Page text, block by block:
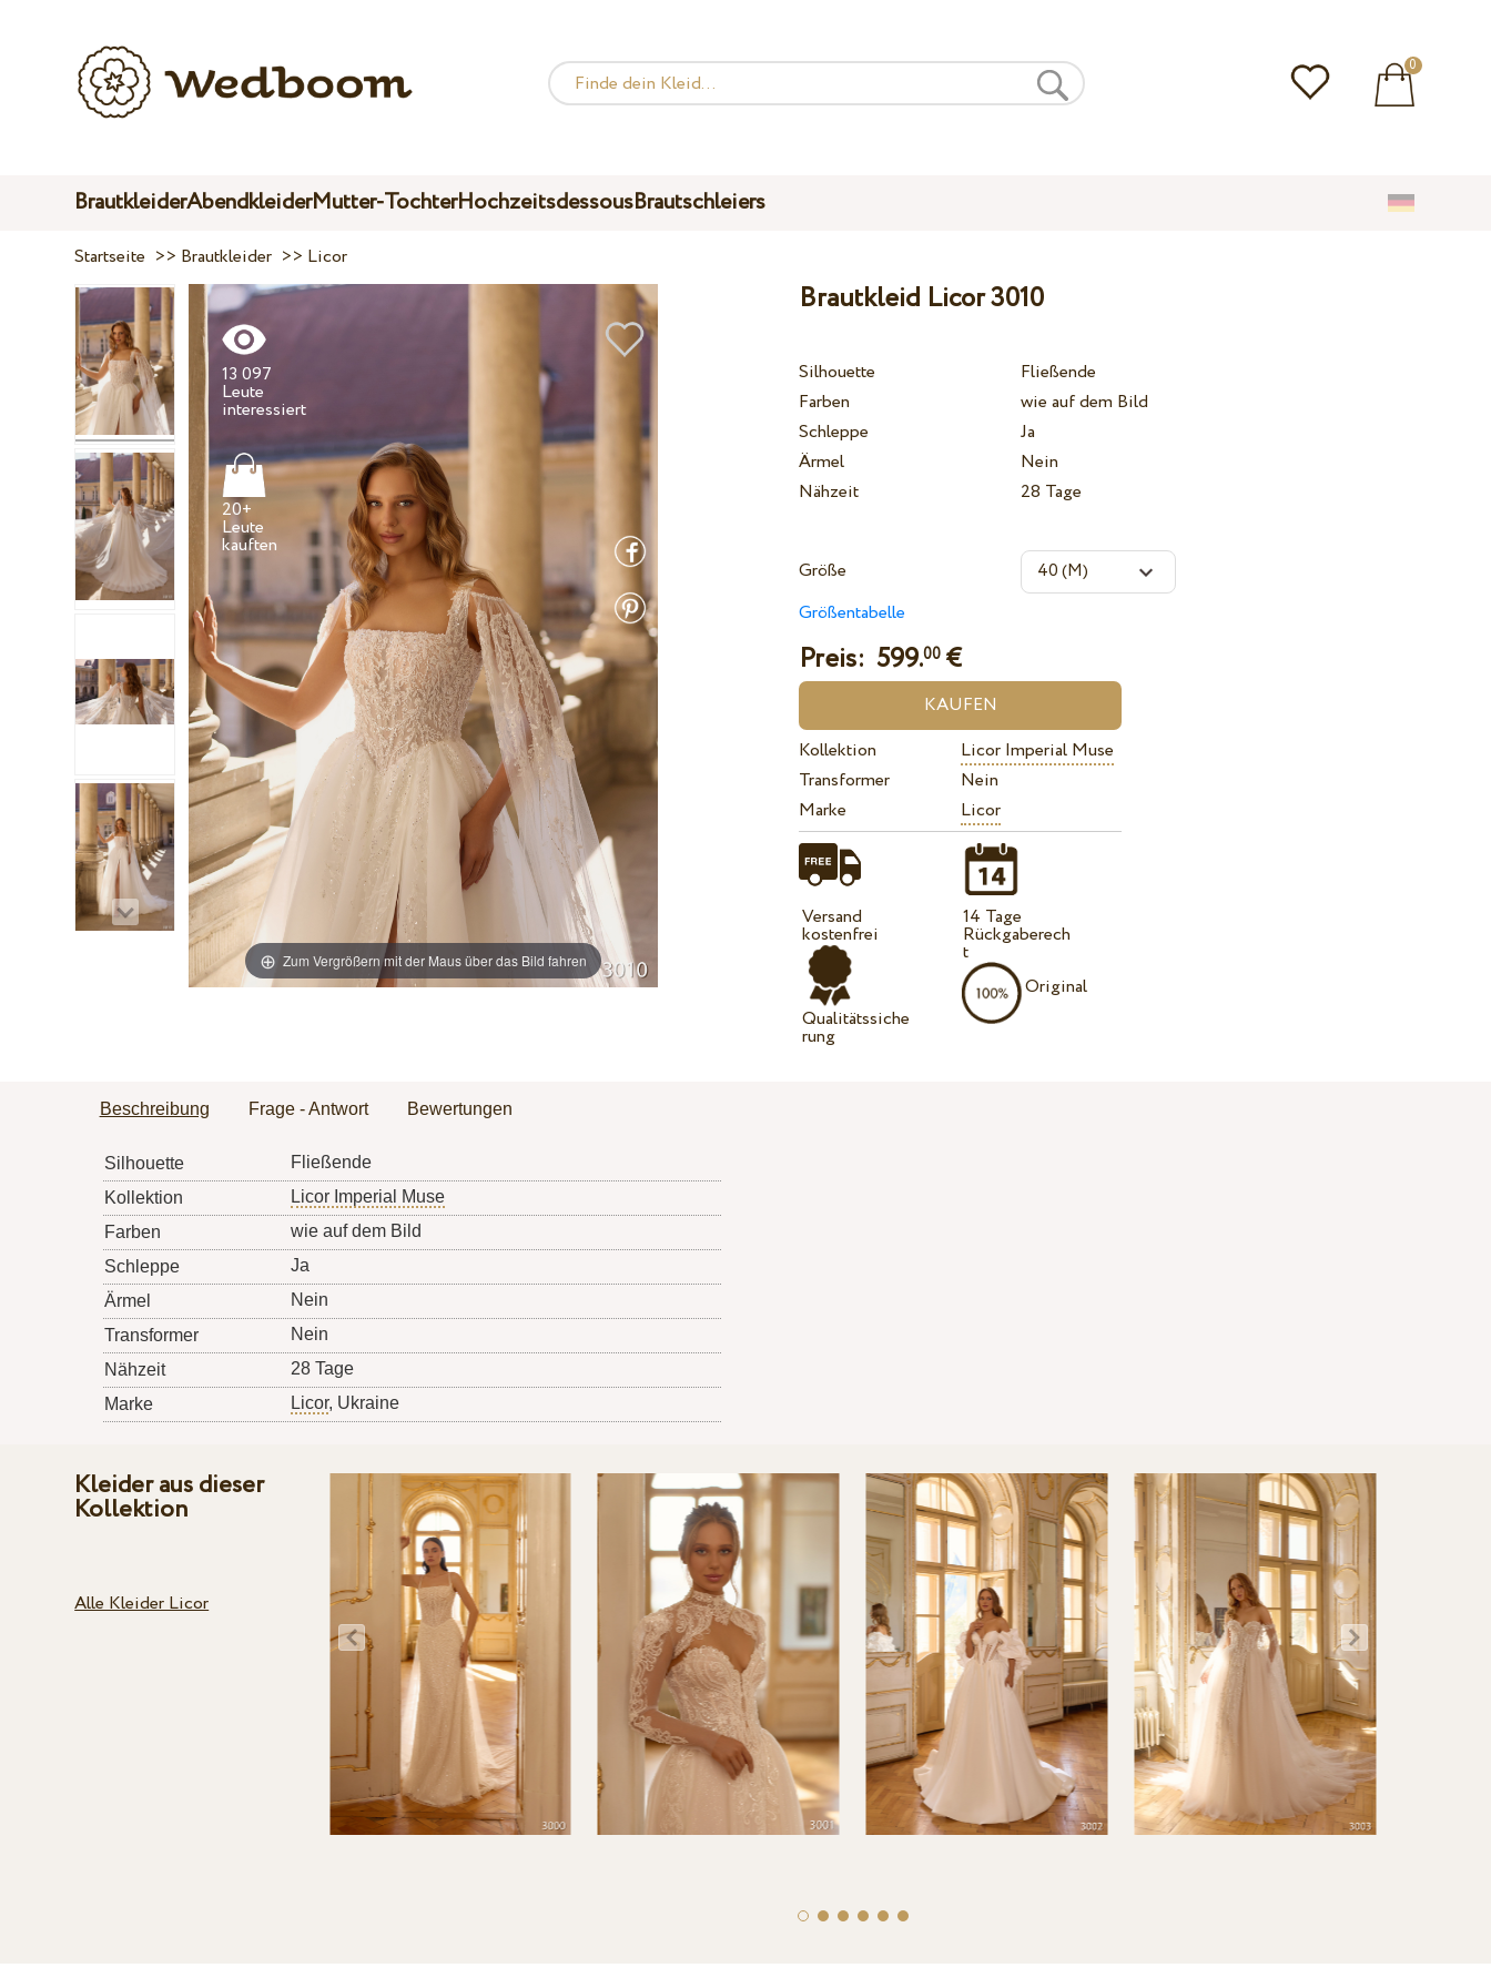
0
BrautkleiderAbendkleiderMutter-TochterHochzeitsdessousBrautschleiers
Startseite >> Brautkleider >> Licor
Zum Vergrößern mit der Maus über das Bild fahren
13 097
Leute
20+
Leute
Brautkleid Licor 3010
Silhouette
Fließende
Farben
wie auf dem Bild
Schleppe
Ja
Ärmel
Nein
Nähzeit
28 Tage
Größe
Größentabelle
Preis: 599.00 €
Kollektion
Licor Imperial Muse
Transformer
Nein
Marke
Licor
Versand
kostenfrei
Qualitätssiche
rung
14 Tage
Rückgaberech
t
Original
Beschreibung Frage - Antwort Bewertungen
Silhouette
Fließende
Kollektion
Licor Imperial Muse
Farben
wie auf dem Bild
Schleppe
Ja
Ärmel
Nein
Transformer
Nein
Nähzeit
28 Tage
Marke
Licor, Ukraine
Kleider aus dieser
Kollektion
Alle Kleider Licor